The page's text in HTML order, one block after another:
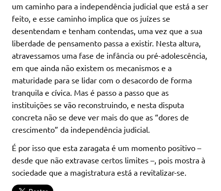
um caminho para a independência judicial que está a ser
feito, e esse caminho implica que os juízes se
desentendam e tenham contendas, uma vez que a sua
liberdade de pensamento passa a existir. Nesta altura,
atravessamos uma fase de infância ou pré-adolescência,
em que ainda não existem os mecanismos e a
maturidade para se lidar com o desacordo de forma
tranquila e cívica. Mas é passo a passo que as
instituições se vão reconstruindo, e nesta disputa
concreta não se deve ver mais do que as “dores de
crescimento” da independência judicial.
É por isso que esta zaragata é um momento positivo –
desde que não extravase certos limites –, pois mostra à
sociedade que a magistratura está a revitalizar-se.